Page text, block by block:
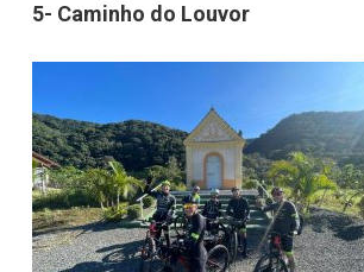
5- Caminho do Louvor